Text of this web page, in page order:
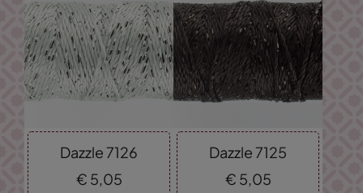
Dazzle 7126
€ 5,05
Dazzle 7125
€ 5,05